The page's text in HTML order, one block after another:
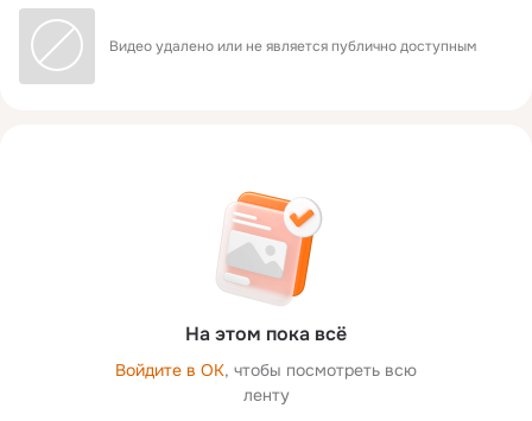
Видео удалено или не является публично доступным
На этом пока всё
Войдите в ОК, чтобы посмотреть всю
ленту